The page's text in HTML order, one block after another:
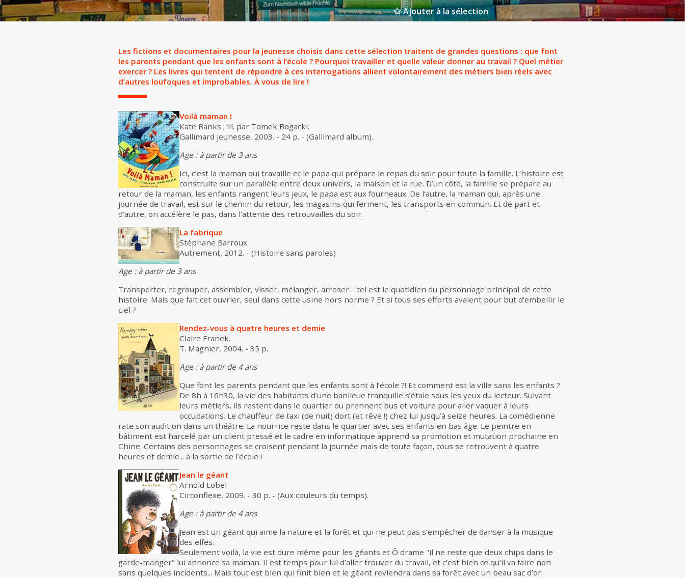
Ajouter à la sélection
Les fictions et documentaires pour la jeunesse choisis dans cette sélection traitent de grandes questions : que font
les parents pendant que les enfants sont à l’école ? Pourquoi travailler et quelle valeur donner au travail ? Quel métier
exercer ? Les livres qui tentent de répondre à ces interrogations allient volontairement des métiers bien réels avec
d’autres loufoques et improbables. À vous de lire !
Voilà maman !
Kate Banks ; ill. par Tomek Bogacki.
Gallimard jeunesse, 2003. - 24 p. - (Gallimard album).
Age : à partir de 3 ans
Ici, c’est la maman qui travaille et le papa qui prépare le repas du soir pour toute la famille. L’histoire est
construite sur un parallèle entre deux univers, la maison et la rue. D’un côté, la famille se prépare au
retour de la maman, les enfants rangent leurs jeux, le papa est aux fourneaux. De l’autre, la maman qui, après une
journée de travail, est sur le chemin du retour, les magasins qui ferment, les transports en commun. Et de part et
d’autre, on accélère le pas, dans l’attente des retrouvailles du soir.
La fabrique
Stéphane Barroux
Autrement, 2012. - (Histoire sans paroles)
Age : à partir de 3 ans
Transporter, regrouper, assembler, visser, mélanger, arroser… tel est le quotidien du personnage principal de cette
histoire. Mais que fait cet ouvrier, seul dans cette usine hors norme ? Et si tous ses efforts avaient pour but d’embellir le
ciel ?
Rendez-vous à quatre heures et demie
Claire Franek.
T. Magnier, 2004. - 35 p.
Age : à partir de 4 ans
Que font les parents pendant que les enfants sont à l’école ?! Et comment est la ville sans les enfants ?
De 8h à 16h30, la vie des habitants d’une banlieue tranquille s’étale sous les yeux du lecteur. Suivant
leurs métiers, ils restent dans le quartier ou prennent bus et voiture pour aller vaquer à leurs
occupations. Le chauffeur de taxi (de nuit) dort (et rêve !) chez lui jusqu’à seize heures. La comédienne
rate son audition dans un théâtre. La nourrice reste dans le quartier avec ses enfants en bas âge. Le peintre en
bâtiment est harcelé par un client pressé et le cadre en informatique apprend sa promotion et mutation prochaine en
Chine. Certains des personnages se croisent pendant la journée mais de toute façon, tous se retrouvent à quatre
heures et demie... à la sortie de l’école !
Jean le géant
Arnold Lobel
Circonflexe, 2009. - 30 p. - (Aux couleurs du temps).
Age : à partir de 4 ans
Jean est un géant qui aime la nature et la forêt et qui ne peut pas s’empêcher de danser à la musique
des elfes.
Seulement voilà, la vie est dure même pour les géants et Ô drame "il ne reste que deux chips dans le
garde-manger" lui annonce sa maman. Il est temps pour lui d’aller trouver du travail, et c’est bien ce qu’il va faire non
sans quelques incidents... Mais tout est bien qui finit bien et le géant reviendra dans sa forêt avec un beau sac d’or.